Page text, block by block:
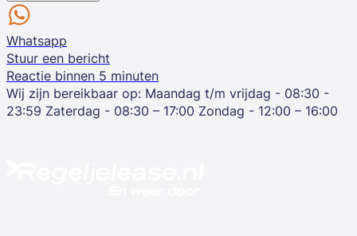
Whatsapp
Stuur een bericht
Reactie binnen 5 minuten
Wij zijn bereikbaar op: Maandag t/m vrijdag - 08:30 -
23:59 Zaterdag - 08:30 – 17:00 Zondag - 12:00 – 16:00